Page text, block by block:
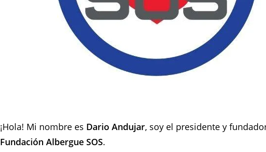
¡Hola! Mi nombre es Dario Andujar, soy el presidente y
Fundación Albergue SOS.